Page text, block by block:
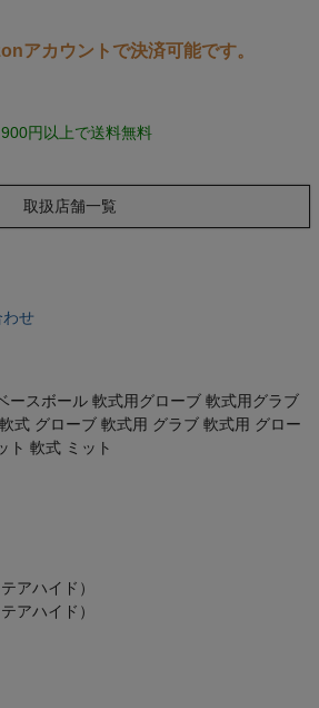
商品）
アカウントで決済可能です。
円以上で送料無料
取扱店舗一覧
わせ
ースボール 軟式用グローブ 軟式用グラブ
式 グローブ 軟式用 グラブ 軟式用 グロー
ト 軟式 ミット
アハイド）
アハイド）